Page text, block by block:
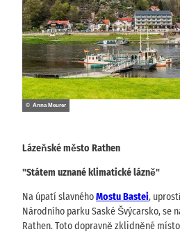
© Anna Meurer
Lázeňské město Rathen
"Státem uznané klimatické lázně"
Na úpatí slavnéhoMostu Bastei,
Národního parku Saské Švýcarsko, se
Rathen. Toto dopravně zklidněné